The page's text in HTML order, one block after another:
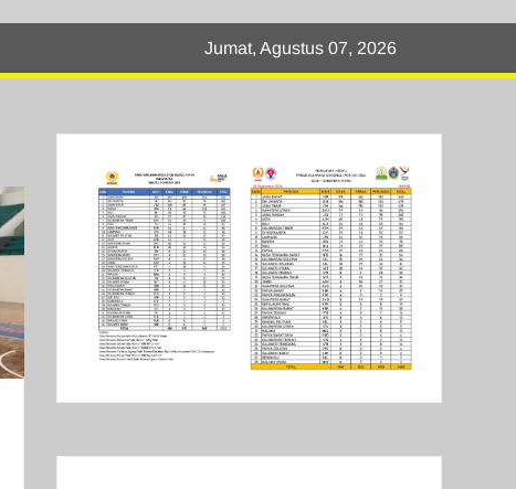
Jumat, Agustus 07, 2026